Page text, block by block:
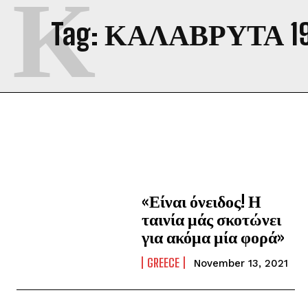
Tag: ΚΑΛΑΒΡΥΤΑ
Κ
«Είναι όνειδος! Η
ταινία μάς σκοτώνει
για ακόμα μία φορά»
GREECE November 13, 2021